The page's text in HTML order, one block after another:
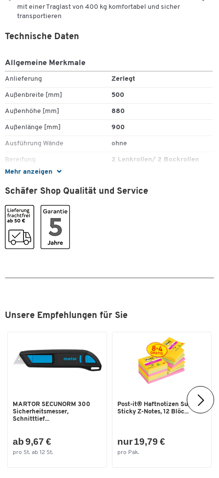
mit einer Traglast von 400 kg komfortabel und sicher
transportieren
Mehr anzeigen
Technische Daten
Allgemeine Merkmale
Anlieferung Zerlegt
Außenbreite [mm] 500
Außenhöhe [mm] 880
Außenlänge [mm] 900
Ausführung Wände ohne
Bereifung 2 Lenkrollen/ 2 Bockrollen
ESD (leitfähig)
Farbe Ladefläche Buche-Dekor
Gewicht [kg]
Höhe [mm]
Klappbar
Material Rollen
Rollendurchmesser [mm]
Tragkraft [kg]
Farbe kaminrot RAL 3002
Maße
Breite Ladefläche [mm] 500
Breite [mm] 900
Schäfer Shop Qualität und Service
Unsere Empfehlungen für Sie
MARTOR SECUNORM 300
Sicherheitsmesser,
Schnitttief...
ab 9,67 €
pro St. ab 12 St.
Post-it® Haftnotizen Super
Sticky Z-Notes, 12 Blöc...
nur 19,79 €
pro Pak.